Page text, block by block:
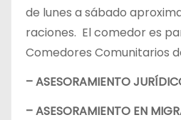
de lunes a sábado
raciones. El comedor es
Comedores Comunitarios
– ASESORAMIENTO
– ASESORAMIENTO EN